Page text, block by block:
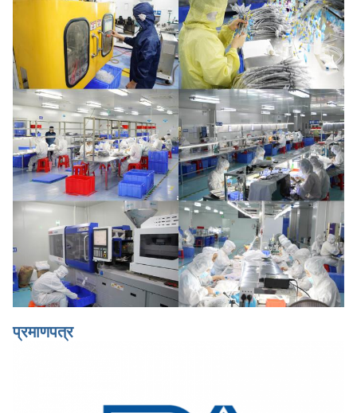
प्रमाणपत्र